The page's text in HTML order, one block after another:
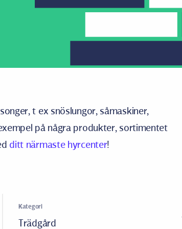
t ex snöslungor, såmaskiner,
på några produkter, sortimentet
ditt närmaste hyrcenter!
Kategori
Trädgård